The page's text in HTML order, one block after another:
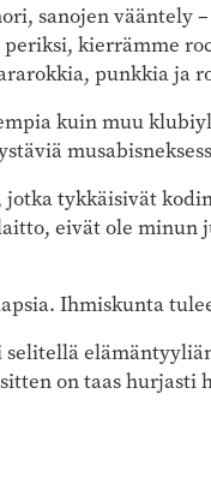
sanojen vääntely
kierrämme
punkkia ja
kuin muu
tykkäisivät
eivät ole minun
Ihmiskunta
on taas hurjasti